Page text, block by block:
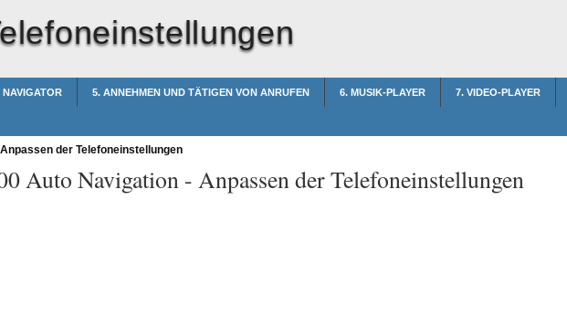
NAVIGATOR 5. ANNEHMEN UND TÄTIGEN VON ANRUFEN 6. MUSIK-PLAYER 7. VIDEO-PLAYER
Anpassen der Telefoneinstellungen
Auto Navigation - Anpassen der Telefoneinstellungen